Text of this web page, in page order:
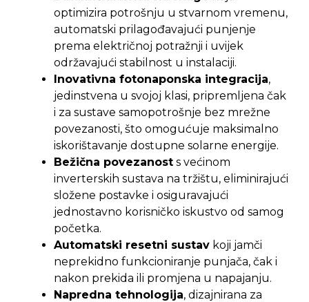
optimizira potrošnju u stvarnom vremenu,
automatski prilagođavajući punjenje
prema električnoj potražnji i uvijek
održavajući stabilnost u instalaciji.
Inovativna fotonaponska integracija,
jedinstvena u svojoj klasi, pripremljena čak
i za sustave samopotrošnje bez mrežne
povezanosti, što omogućuje maksimalno
iskorištavanje dostupne solarne energije.
Bežična povezanost s većinom
inverterskih sustava na tržištu, eliminirajući
složene postavke i osiguravajući
jednostavno korisničko iskustvo od samog
početka.
Automatski resetni sustav koji jamči
neprekidno funkcioniranje punjača, čak i
nakon prekida ili promjena u napajanju.
Napredna tehnologija, dizajnirana za